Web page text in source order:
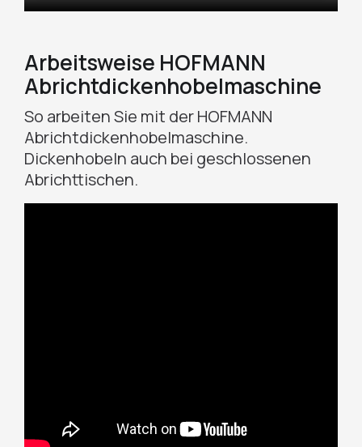
Arbeitsweise HOFMANN
Abrichtdickenhobelmaschine
So arbeiten Sie mit der HOFMANN
Abrichtdickenhobelmaschine.
Dickenhobeln auch bei geschlossenen
Abrichttischen.